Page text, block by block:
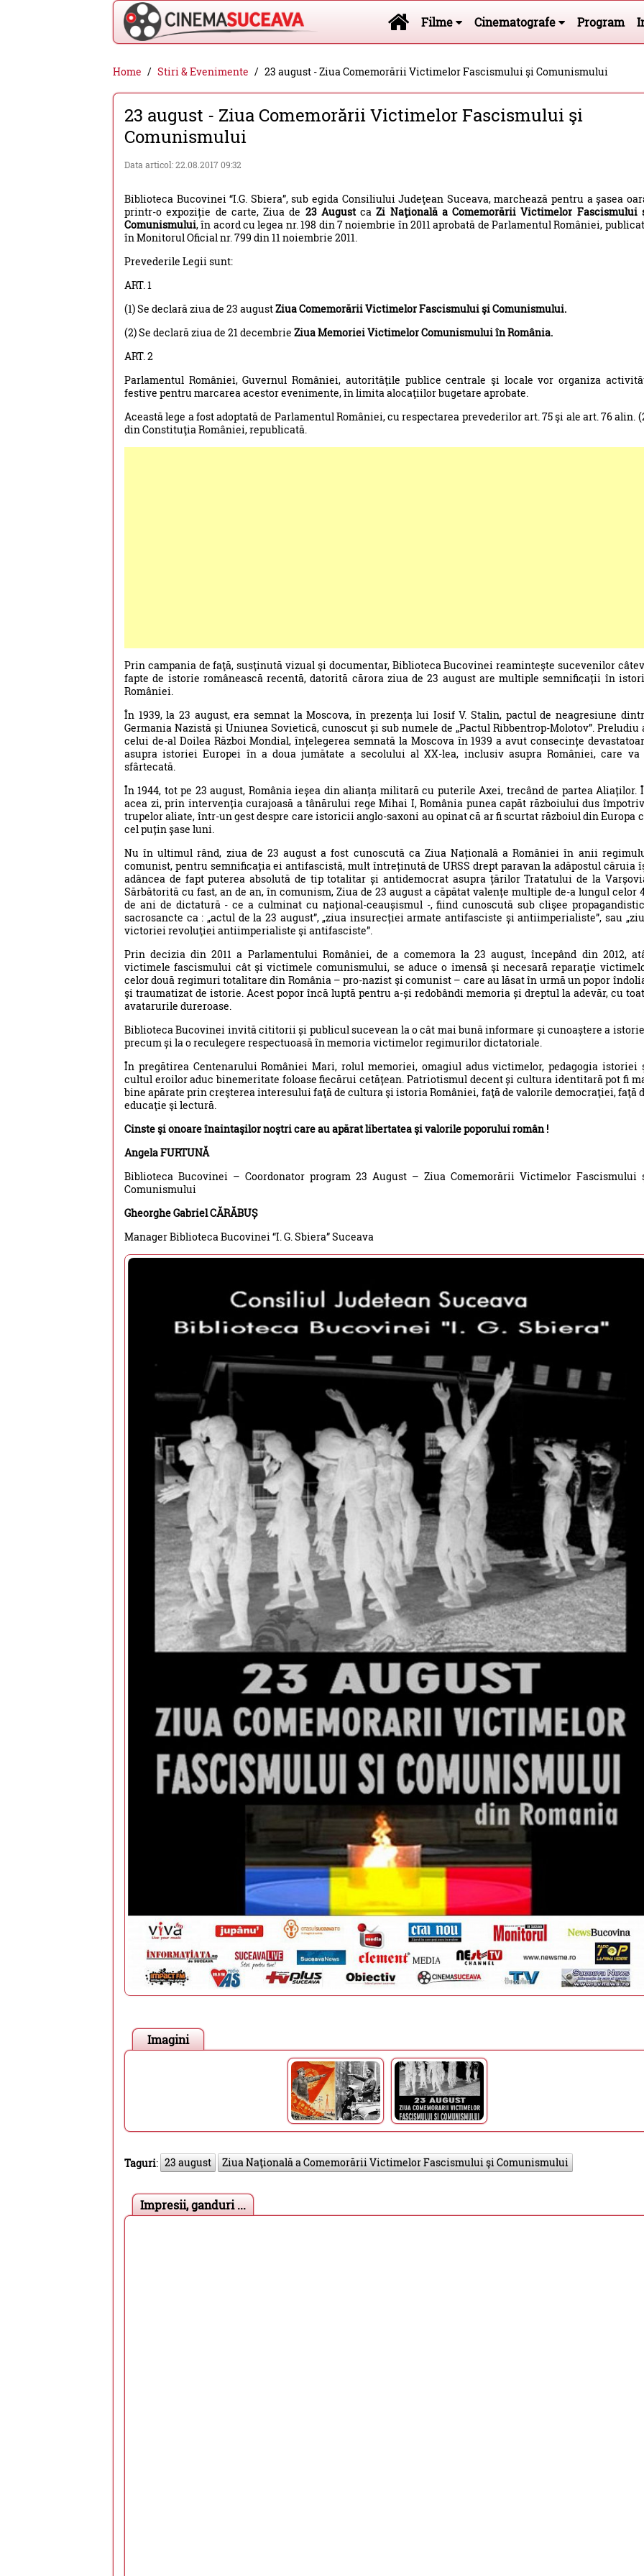
Cinema
Suceava
-
filme
cinema,
si
evenimente
din
Suceava
Filme Cinematografe Program
Home Stiri & Evenimente 23 august - Ziua Comemorării Victimelor Fascismului şi Comunismului
23 august - Ziua Comemorării Victimelor Fascismului şi
Comunismului
Data articol: 22.08.2017 09:32
Biblioteca Bucovinei “I.G. Sbiera”, sub egida Consiliului Judeţean Suceava, marchează pentru a șasea
printr-o expoziție de carte, Ziua de 23 AugustcaZi Naţională a Comemorării Victimelor Fascismului
Comunismului, în acord cu legea nr. 198 din 7 noiembrie în 2011 aprobată de Parlamentul României,
în Monitorul Oficial nr. 799 din 11 noiembrie 2011.
Prevederile Legii sunt:
ART. 1
(1) Se declară ziua de 23 augustZiua Comemorării Victimelor Fascismului şi Comunismului.
(2) Se declară ziua de 21 decembrie Ziua Memoriei Victimelor Comunismului în România.
ART. 2
Parlamentul României, Guvernul României, autorităţile publice centrale şi locale vor organiza
festive pentru marcarea acestor evenimente, în limita alocaţiilor bugetare aprobate.
Această lege a fost adoptată de Parlamentul României, cu respectarea prevederilor art. 75 şi ale art. 76 alin.
din Constituţia României, republicată.
Prin campania de faţă, susţinută vizual şi documentar, Biblioteca Bucovinei reaminteşte sucevenilor
fapte de istorie românească recentă, datorită cărora ziua de 23 august are multiple semnificații în
României.
În 1939, la 23 august, era semnat la Moscova, în prezența lui Iosif V. Stalin, pactul de neagresiune
Germania Nazistă și Uniunea Sovietică, cunoscut și sub numele de „Pactul Ribbentrop-Molotov”. Preludiu
celui de-al Doilea Război Mondial, înțelegerea semnată la Moscova în 1939 a avut consecințe
asupra istoriei Europei în a doua jumătate a secolului al XX-lea, inclusiv asupra României, care va
sfârtecată.
În 1944, tot pe 23 august, România ieșea din alianța militară cu puterile Axei, trecând de partea Aliaților.
acea zi, prin intervenția curajoasă a tânărului rege Mihai I, România punea capăt războiului dus
trupelor aliate, într-un gest despre care istoricii anglo-saxoni au opinat că ar fi scurtat războiul din Europa
cel puțin șase luni.
Nu în ultimul rând, ziua de 23 august a fost cunoscută ca Ziua Națională a României în anii
comunist, pentru semnificația ei antifascistă, mult întreținută de URSS drept paravan la adăpostul căruia
adâncea de fapt puterea absolută de tip totalitar și antidemocrat asupra țărilor Tratatului de la
Sărbătorită cu fast, an de an, în comunism, Ziua de 23 august a căpătat valențe multiple de-a lungul celor
de ani de dictatură - ce a culminat cu național-ceaușismul -, fiind cunoscută sub clişee
sacrosancte ca : „actul de la 23 august”, „ziua insurecției armate antifasciste și antiimperialiste”, sau
victoriei revoluţiei antiimperialiste şi antifasciste”.
Prin decizia din 2011 a Parlamentului României, de a comemora la 23 august, începând din 2012,
victimele fascismului cât şi victimele comunismului, se aduce o imensă şi necesară reparaţie
celor două regimuri totalitare din România – pro-nazist şi comunist – care au lăsat în urmă un popor
şi traumatizat de istorie. Acest popor încă luptă pentru a-și redobândi memoria și dreptul la adevăr, cu
avatarurile dureroase.
Biblioteca Bucovinei invită cititorii și publicul sucevean la o cât mai bună informare și cunoaștere a
precum și la o reculegere respectuoasă în memoria victimelor regimurilor dictatoriale.
În pregătirea Centenarului României Mari, rolul memoriei, omagiul adus victimelor, pedagogia istoriei
cultul eroilor aduc binemeritate foloase fiecărui cetățean. Patriotismul decent și cultura identitară pot fi
bine apărate prin creşterea interesului faţă de cultura şi istoria României, faţă de valorile democraţiei, faţă
educaţie şi lectură.
Cinste şi onoare înaintaşilor noştri care au apărat libertatea şi valorile poporului român !
Angela FURTUNĂ
Biblioteca Bucovinei – Coordonator program 23 August – Ziua Comemorării Victimelor Fascismului
Comunismului
Gheorghe Gabriel CĂRĂBUȘ
Manager Biblioteca Bucovinei “I. G. Sbiera” Suceava
Imagini
Taguri: 23 august Ziua Naţională a Comemorării Victimelor Fascismului şi Comunismului
Impresii, ganduri ...